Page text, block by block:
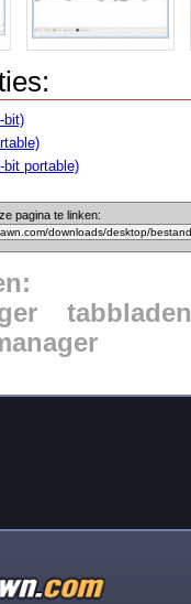
bit)
bit portable)
pagina te linken:
tabbladen